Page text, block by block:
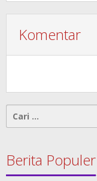
Komentar
untuk:
Berita Populer